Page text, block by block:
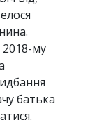
му
батька